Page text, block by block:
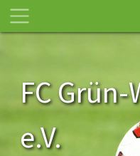
FC
e.V.